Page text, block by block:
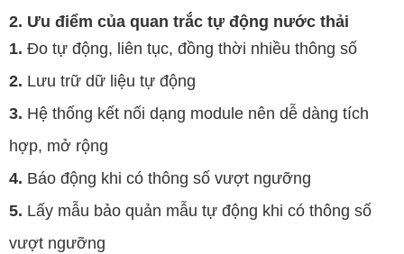
2. Ưu điểm của quan trắc tự động nước thải
1. Đo tự động, liên tục, đồng thời nhiều thông số
2. Lưu trữ dữ liệu tự động
3. Hệ thống kết nối dạng module nên dễ dàng tích
hợp, mở rộng
4. Báo động khi có thông số vượt ngưỡng
5. Lấy mẫu bảo quản mẫu tự động khi có thông số
vượt ngưỡng